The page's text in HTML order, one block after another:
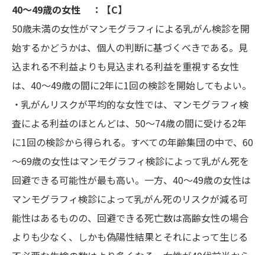
40～49歳の女性 ：【C】
50歳未満の女性がマンモグラフィによる乳がん検診を開
始するかどうかは、個人の判断に基づくべきである。見
込まれる不利益よりも見込まれる利益を重視する女性
は、40～49歳の間に2年に1回の検診を開始してもよい。
・乳がんリスクが平均的な女性では、マンモグラフィ検
査による利益のほとんどは、50〜74歳の間に受ける2年
に1回の検診から得られる。すべての年齢集団の中で、60
～69歳の女性はマンモグラフィ検診によって乳がん死を
回避できる可能性が最も高い。一方、40～49歳の女性は
マンモグラフィ検診によって乳がん死のリスクが減る可
能性はあるものの、回避できる死亡数は高齢女性の場合
よりも少なく、しかも偽陽性結果とそれによって生じる